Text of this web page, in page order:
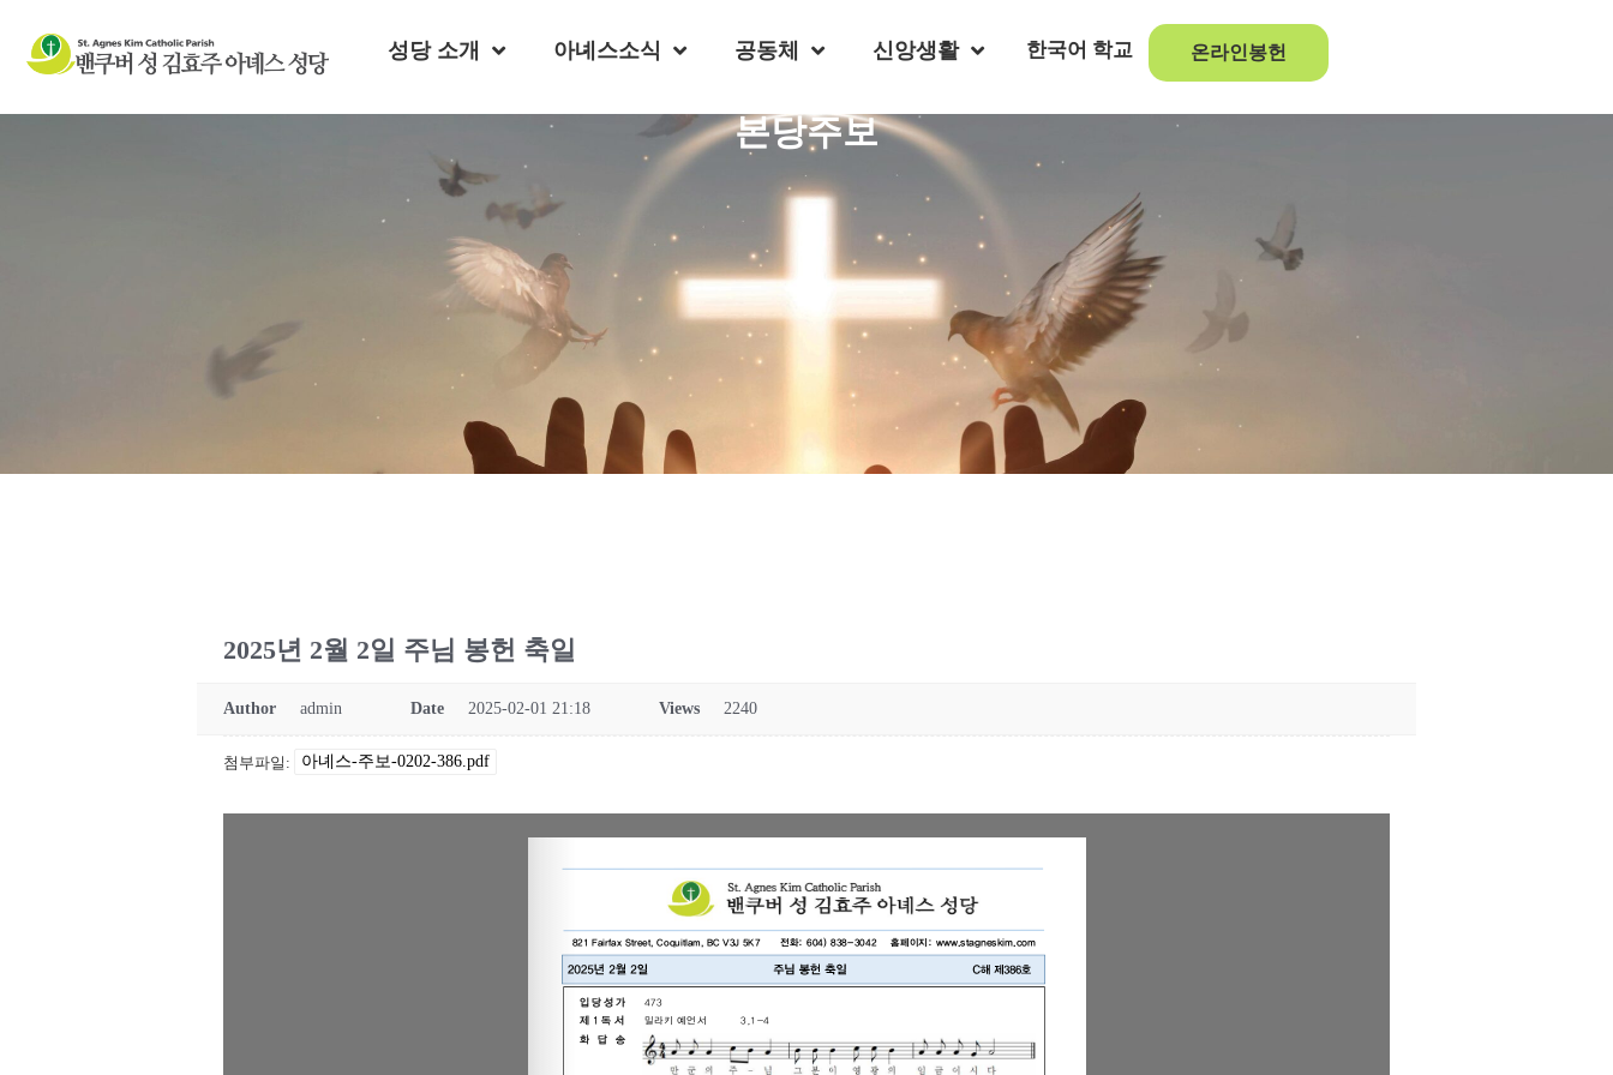
성당 소개 아녜스소식 공동체 신앙생활 한국어 학교 온라인봉헌
본당주보
2025년 2월 2일 주님 봉헌 축일
Author admin Date 2025-02-01 21:18 Views 2240
첨부파일: 아녜스-주보-0202-386.pdf